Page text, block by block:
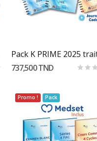
Ajouter Au Panier
737,500 TND
Promo ! Pack